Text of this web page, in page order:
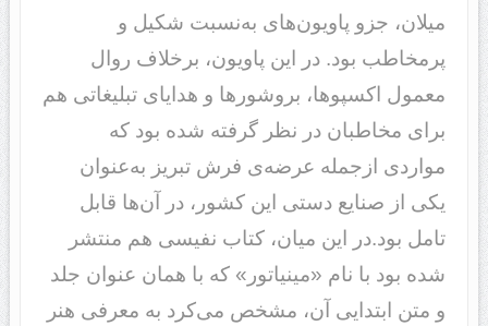
میلان، جزو پاویون‌های به‌نسبت شکیل و
پرمخاطب بود. در این پاویون، برخلاف روال
معمول اکسپوها، بروشورها و هدایای تبلیغاتی هم
برای مخاطبان در نظر گرفته شده بود که
مواردی ازجمله عرضه‌ی فرش تبریز به‌عنوان
یکی از صنایع دستی این کشور، در آن‌ها قابل
تامل بود.در این میان، کتاب نفیسی هم منتشر
شده بود با نام «مینیاتور» که با همان عنوان جلد
و متن ابتدایی آن، مشخص می‌کرد به معرفی هنر